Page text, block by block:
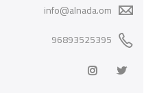
info@alnada.om
96893525395